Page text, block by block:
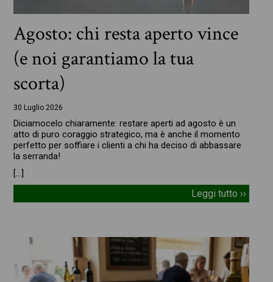
Agosto: chi resta aperto vince
(e noi garantiamo la tua
scorta)
30 Luglio 2026
Diciamocelo chiaramente: restare aperti ad agosto è un
atto di puro coraggio strategico, ma è anche il momento
perfetto per soffiare i clienti a chi ha deciso di abbassare
la serranda!
[…]
Leggi tutto ››